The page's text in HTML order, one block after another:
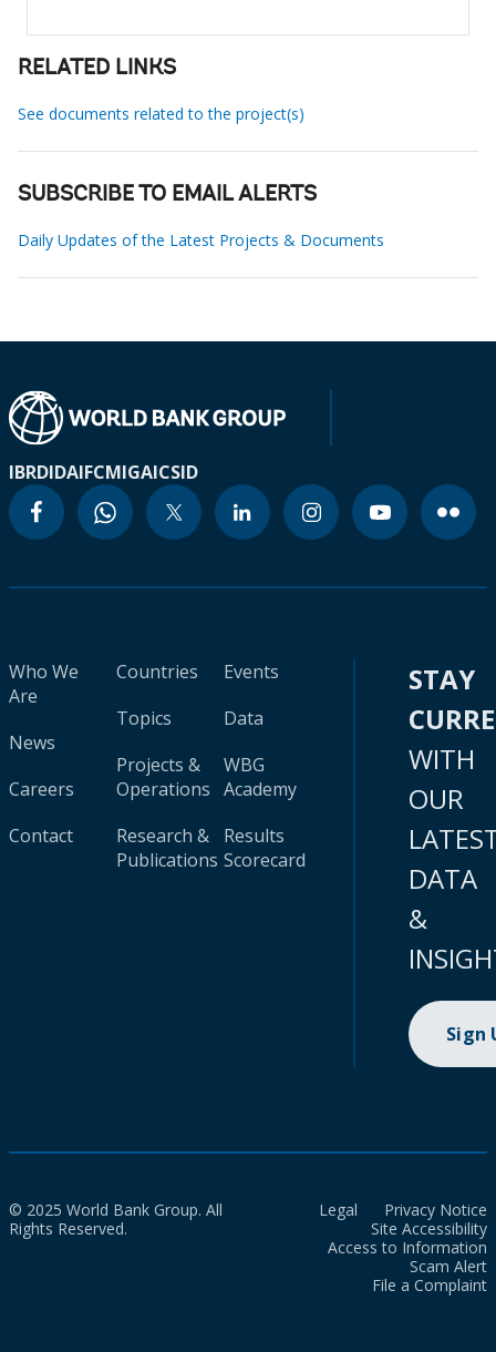
RELATED LINKS
See documents related to the project(s)
SUBSCRIBE TO EMAIL ALERTS
Daily Updates of the Latest Projects & Documents
IBRDIDAIFCMIGAICSID
Who We
Are
News
Careers
Contact
Countries
Topics
Projects &
Operations
Research &
Publications
Events
Data
WBG
Academy
Results
Scorecard
STAY
WITH
OUR
DATA
&
Sign
© 2025 World Bank Group. All
Rights Reserved.
Legal
Privacy Notice
Site Accessibility
Access to Information
Scam Alert
File a Complaint